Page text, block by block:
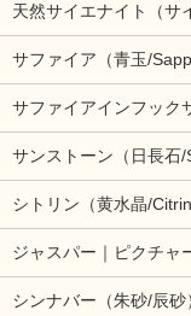
天然サイエナイト（サ
サファイア（青玉/
サファイアインフック
サンストーン（日長石/
シトリン（黄水晶/
ジャスパー｜ピクチャ
シンナバー（朱砂/辰